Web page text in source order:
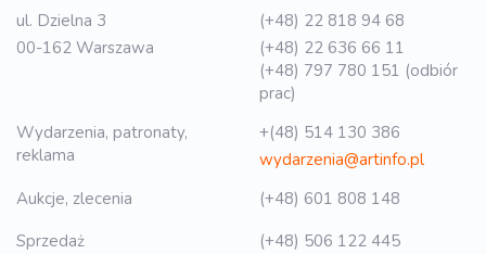
ul. Dzielna 3
00-162 Warszawa
(+48) 22 818 94 68
(+48) 22 636 66 11
(+48) 797 780 151 (odbiór
prac)
Wydarzenia, patronaty,
reklama
+(48) 514 130 386
wydarzenia@artinfo.pl
Aukcje, zlecenia
(+48) 601 808 148
Sprzedaż
(+48) 506 122 445